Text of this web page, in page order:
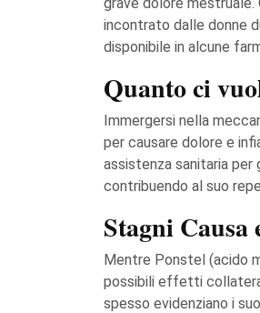
incontrato dalle donne
disponibile in alcune
Quanto ci
Immergersi nella
per causare dolore e
assistenza sanitaria
contribuendo al suo
Stagni
Mentre Ponstel (acido
possibili effetti
spesso evidenziano i